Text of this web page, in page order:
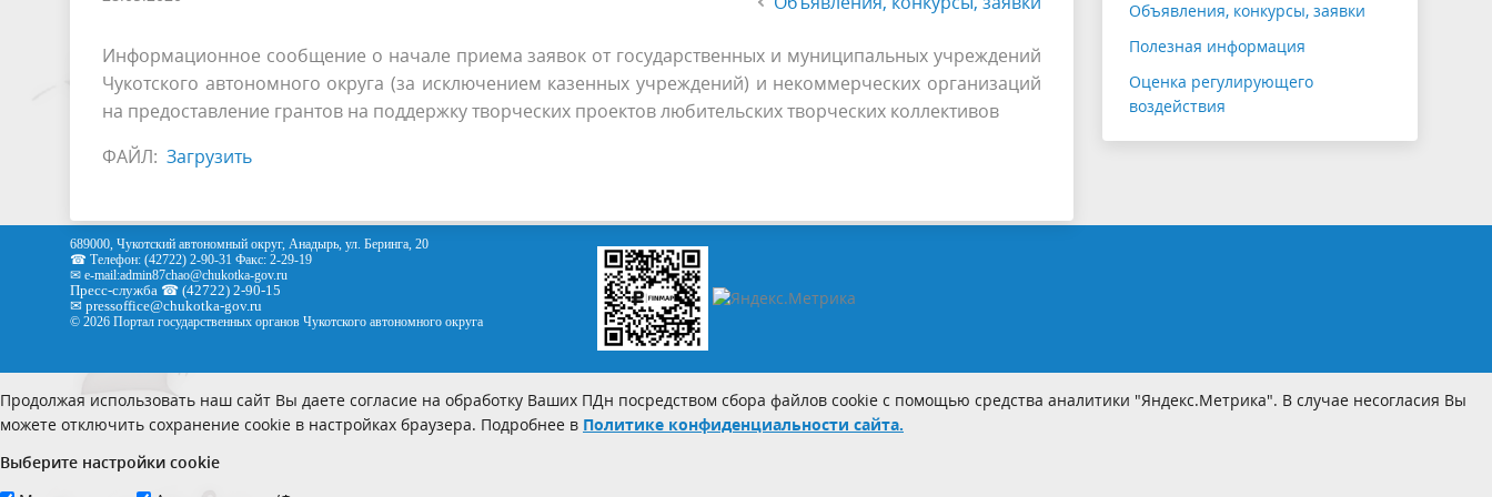
Информационное сообщение о начале приема заявок от государственных и муниципальных учреждений
Чукотского автономного округа (за исключением казенных учреждений) и некоммерческих организаций
на предоставление грантов на поддержку творческих проектов любительских творческих коллективов
ФАЙЛ: Загрузить
Объявления, конкурсы, заявки
Полезная информация
Оценка регулирующего
воздействия
689000, Чукотский автономный округ, Анадырь, ул. Беринга, 20
☎ Телефон: (42722) 2-90-31 Факс: 2-29-19
✉ e-mail:admin87chao@chukotka-gov.ru
Пресс-служба ☎ (42722) 2-90-15
✉ pressoffice@chukotka-gov.ru
© 2026 Портал государственных органов Чукотского автономного округа
Продолжая использовать наш сайт Вы даете согласие на обработку Ваших ПДн посредством сбора файлов cookie с помощью средства аналитики "Яндекс.Метрика". В случае несогласия Вы
можете отключить сохранение cookie в настройках браузера. Подробнее в Политике конфиденциальности сайта.
Выберите настройки cookie